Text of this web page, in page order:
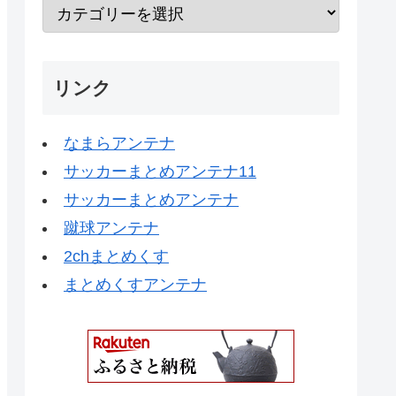
リンク
なまらアンテナ
サッカーまとめアンテナ11
サッカーまとめアンテナ
蹴球アンテナ
2chまとめくす
まとめくすアンテナ